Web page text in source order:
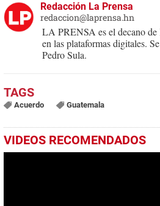
Redacción La Prensa
redaccion@laprensa.hn
LA PRENSA es el decano de
en las plataformas digitales.
Pedro Sula.
Acuerdo Guatemala
VIDEOS RECOMENDADOS